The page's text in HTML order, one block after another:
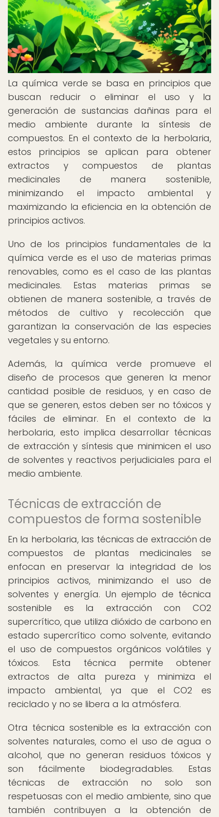
La química verde se basa en principios que
buscan reducir o eliminar el uso y la
generación de sustancias dañinas para el
medio ambiente durante la síntesis de
compuestos. En el contexto de la herbolaria,
estos principios se aplican para obtener
extractos y compuestos de plantas
medicinales de manera sostenible,
minimizando el impacto ambiental y
maximizando la eficiencia en la obtención de
principios activos.
Uno de los principios fundamentales de la
química verde es el uso de materias primas
renovables, como es el caso de las plantas
medicinales. Estas materias primas se
obtienen de manera sostenible, a través de
métodos de cultivo y recolección que
garantizan la conservación de las especies
vegetales y su entorno.
Además, la química verde promueve el
diseño de procesos que generen la menor
cantidad posible de residuos, y en caso de
que se generen, estos deben ser no tóxicos y
fáciles de eliminar. En el contexto de la
herbolaria, esto implica desarrollar técnicas
de extracción y síntesis que minimicen el uso
de solventes y reactivos perjudiciales para el
medio ambiente.
Técnicas de extracción de
compuestos de forma sostenible
En la herbolaria, las técnicas de extracción de
compuestos de plantas medicinales se
enfocan en preservar la integridad de los
principios activos, minimizando el uso de
solventes y energía. Un ejemplo de técnica
sostenible es la extracción con CO2
supercrítico, que utiliza dióxido de carbono en
estado supercrítico como solvente, evitando
el uso de compuestos orgánicos volátiles y
tóxicos. Esta técnica permite obtener
extractos de alta pureza y minimiza el
impacto ambiental, ya que el CO2 es
reciclado y no se libera a la atmósfera.
Otra técnica sostenible es la extracción con
solventes naturales, como el uso de agua o
alcohol, que no generan residuos tóxicos y
son fácilmente biodegradables. Estas
técnicas de extracción no solo son
respetuosas con el medio ambiente, sino que
también contribuyen a la obtención de